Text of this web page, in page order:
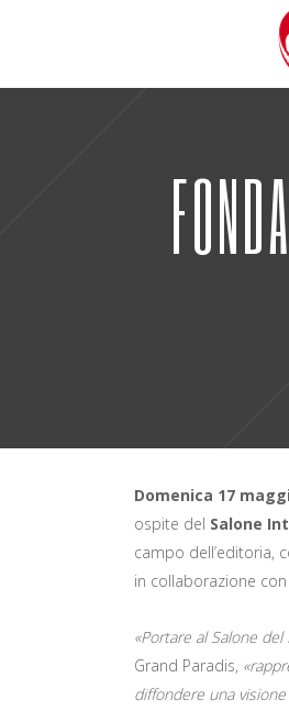
Domenica 17
ospite del Salone
campo dell’editoria,
in collaborazione con
«Portare al Salone
Grand Paradis,
diffondere una